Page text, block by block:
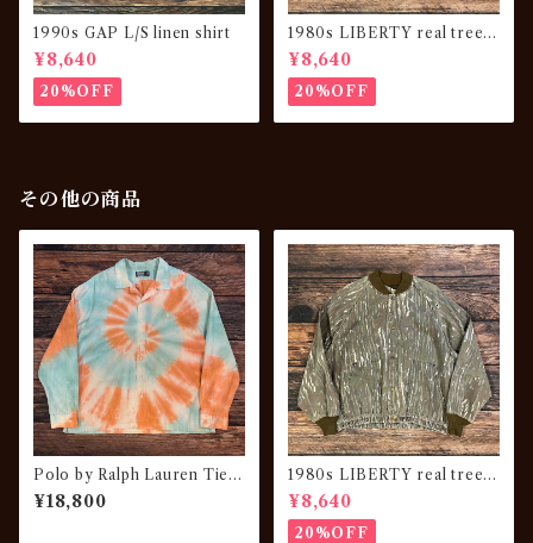
1990s GAP L/S linen shirt
¥8,640
20%OFF
1980s LIBERTY real tree c
amouflage JKT
¥8,640
20%OFF
その他の商品
Polo by Ralph Lauren Tie
Dye Open Collar Shirt
¥18,800
1980s LIBERTY real tree c
amouflage JKT
¥8,640
20%OFF